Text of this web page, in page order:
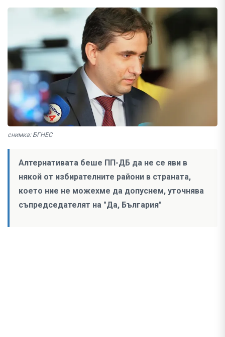
снимка: БГНЕС
Алтернативата беше ПП-ДБ да не се яви в
някой от избирателните райони в страната,
което ние не можехме да допуснем, уточнява
съпредседателят на "Да, България"